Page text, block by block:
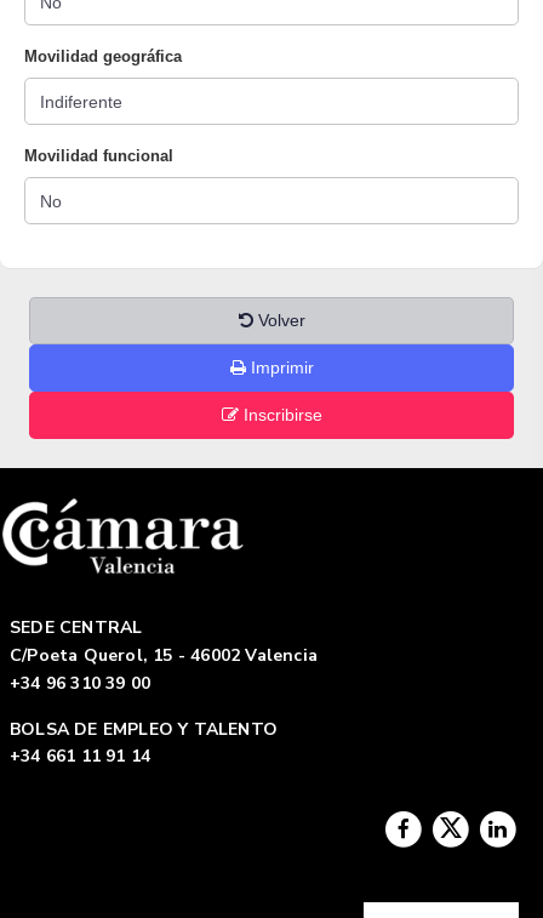
Movilidad geográfica
Movilidad funcional
Volver
Imprimir
Inscribirse
SEDE CENTRAL
C/Poeta Querol, 15 - 46002 Valencia
+34 96 310 39 00
BOLSA DE EMPLEO Y TALENTO
+34 661 11 91 14